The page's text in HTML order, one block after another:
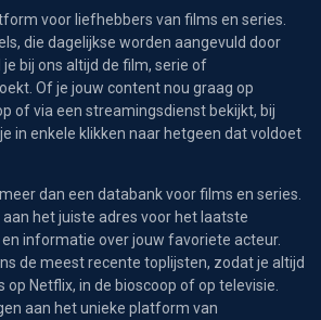
voor liefhebbers van films en series.
die dagelijkse worden aangevuld door
bij ons altijd de film, serie of
Of je jouw content nou graag op
of via een streamingsdienst bekijkt, bij
in enkele klikken naar hetgeen dat voldoet
dan een databank voor films en series.
het juiste adres voor het laatste
informatie over jouw favoriete acteur.
de meest recente toplijsten, zodat je altijd
Netflix, in de bioscoop of op televisie.
aan het unieke platform van